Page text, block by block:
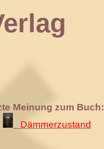
Meinung zum Buch:
Dämmerzustand